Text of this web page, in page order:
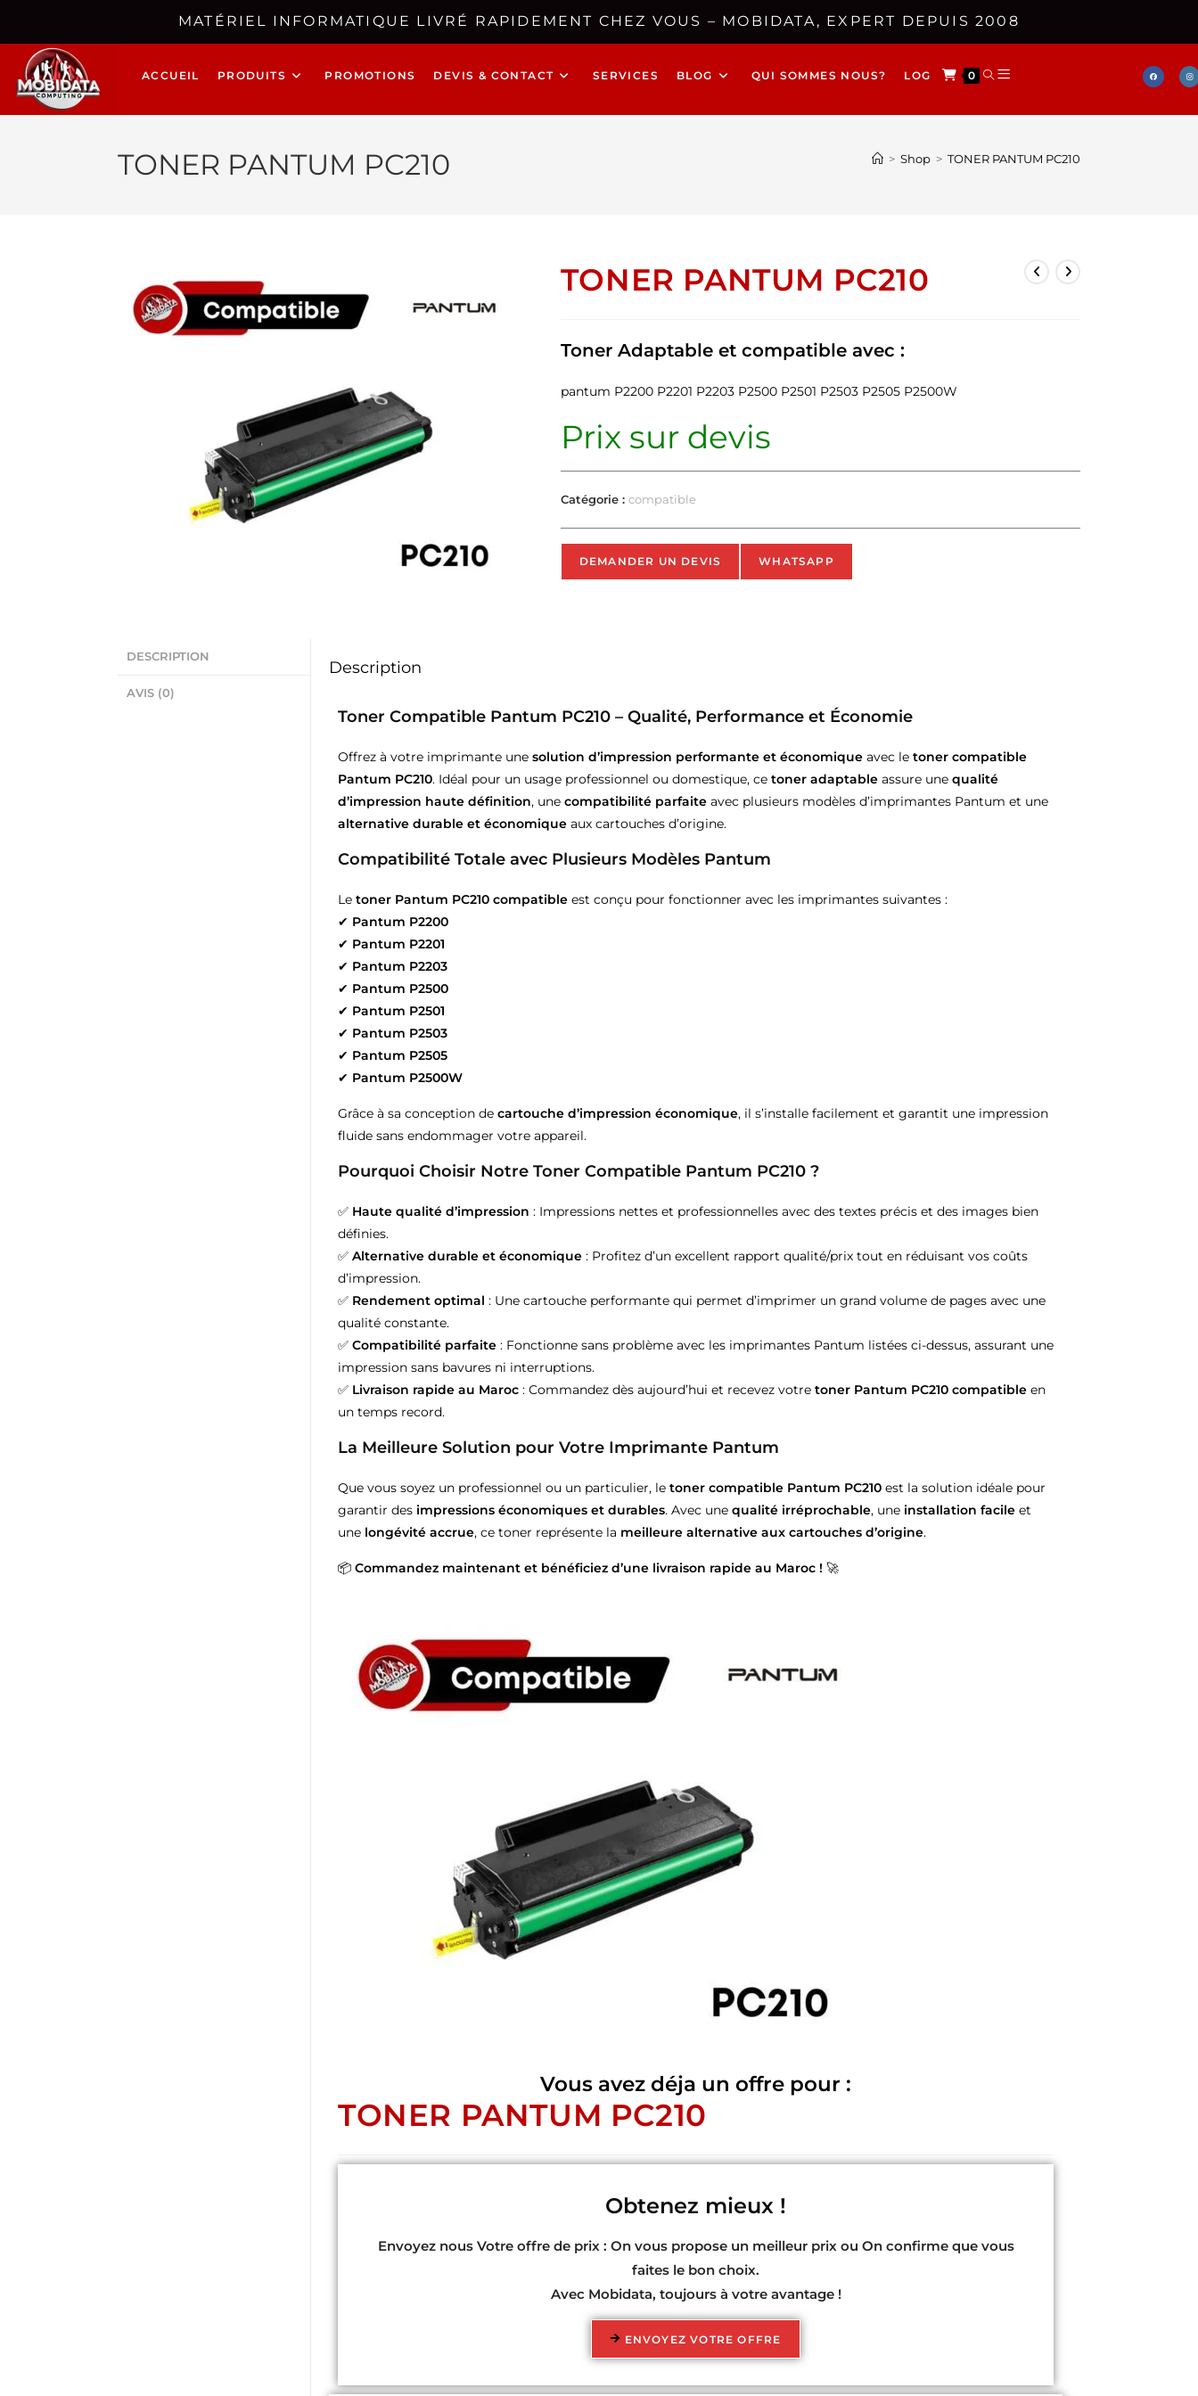
MATÉRIEL INFORMATIQUE LIVRÉ RAPIDEMENT CHEZ VOUS – MOBIDATA, EXPERT DEPUIS 2008
ACCUEIL PRODUITS PROMOTIONS DEVIS & CONTACT SERVICES BLOG QUI SOMMES NOUS? LOG 0
TONER PANTUM PC210 > Shop > TONER PANTUM PC210
TONER PANTUM PC210
Toner Adaptable et compatible avec :
pantum P2200 P2201 P2203 P2500 P2501 P2503 P2505 P2500W
Prix sur devis
Catégorie : compatible
DEMANDER UN DEVIS WHATSAPP
DESCRIPTION
AVIS (0)
Description
Toner Compatible Pantum PC210 – Qualité, Performance et Économie
Offrez à votre imprimante une solution d’impression performante et économique avec le toner compatible
Pantum PC210. Idéal pour un usage professionnel ou domestique, ce toner adaptable assure une qualité
d’impression haute définition, une compatibilité parfaite avec plusieurs modèles d’imprimantes Pantum et une
alternative durable et économique aux cartouches d’origine.
Compatibilité Totale avec Plusieurs Modèles Pantum
Le toner Pantum PC210 compatible est conçu pour fonctionner avec les imprimantes suivantes :
✔ Pantum P2200
✔ Pantum P2201
✔ Pantum P2203
✔ Pantum P2500
✔ Pantum P2501
✔ Pantum P2503
✔ Pantum P2505
✔ Pantum P2500W
Grâce à sa conception de cartouche d’impression économique, il s’installe facilement et garantit une impression
fluide sans endommager votre appareil.
Pourquoi Choisir Notre Toner Compatible Pantum PC210 ?
✅ Haute qualité d’impression : Impressions nettes et professionnelles avec des textes précis et des images bien
définies.
✅ Alternative durable et économique : Profitez d’un excellent rapport qualité/prix tout en réduisant vos coûts
d’impression.
✅ Rendement optimal : Une cartouche performante qui permet d’imprimer un grand volume de pages avec une
qualité constante.
✅ Compatibilité parfaite : Fonctionne sans problème avec les imprimantes Pantum listées ci-dessus, assurant une
impression sans bavures ni interruptions.
✅ Livraison rapide au Maroc : Commandez dès aujourd’hui et recevez votre toner Pantum PC210 compatible en
un temps record.
La Meilleure Solution pour Votre Imprimante Pantum
Que vous soyez un professionnel ou un particulier, le toner compatible Pantum PC210 est la solution idéale pour
garantir des impressions économiques et durables. Avec une qualité irréprochable, une installation facile et
une longévité accrue, ce toner représente la meilleure alternative aux cartouches d’origine.
📦 Commandez maintenant et bénéficiez d’une livraison rapide au Maroc ! 🚀
Vous avez déja un offre pour :
TONER PANTUM PC210
Obtenez mieux !
Envoyez nous Votre offre de prix : On vous propose un meilleur prix ou On confirme que vous
faites le bon choix.
Avec Mobidata, toujours à votre avantage !
ENVOYEZ VOTRE OFFRE